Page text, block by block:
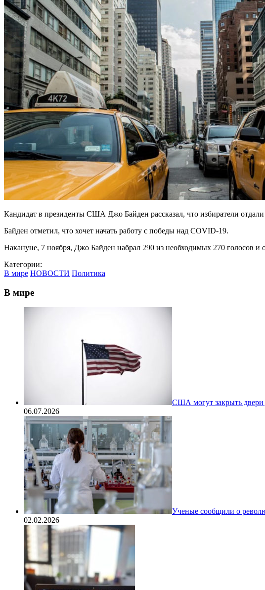
Кандидат в президенты США Джо Байден рассказал, что избиратели
Байден отметил, что хочет начать работу с победы над COVID-19.
Накануне, 7 ноября, Джо Байден набрал 290 из необходимых 270 голосов и
Категории:
В мире НОВОСТИ Политика
В мире
США могут закрыть двери
06.07.2026
Ученые сообщили о
02.02.2026